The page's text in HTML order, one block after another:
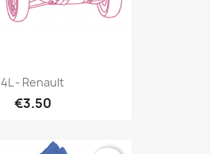
4L - Renault
€3.50